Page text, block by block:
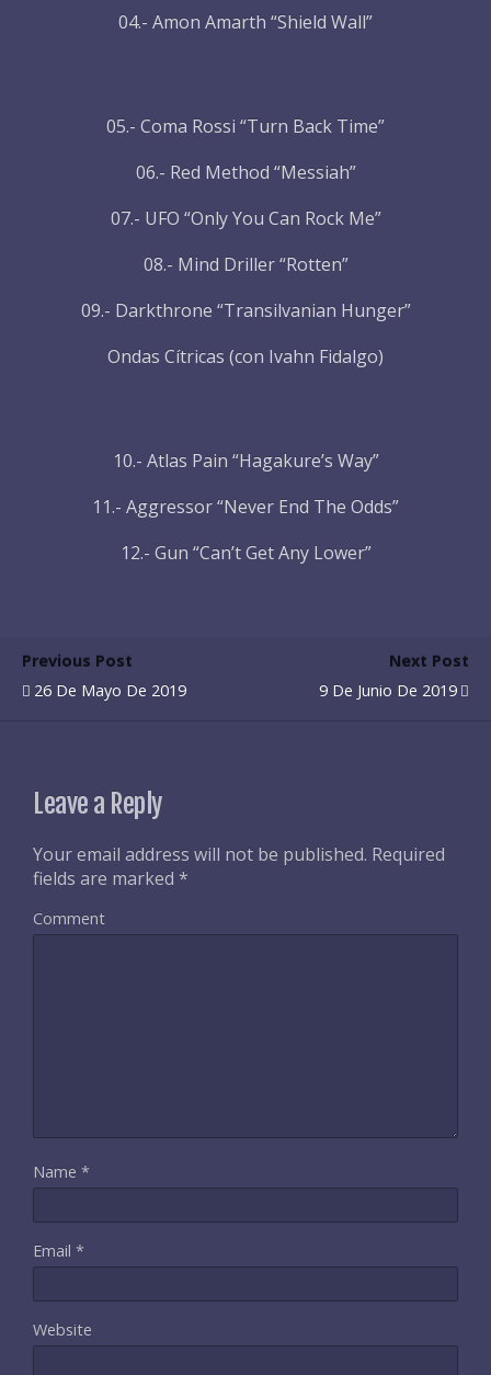
04.- Amon Amarth “Shield Wall”
05.- Coma Rossi “Turn Back Time”
06.- Red Method “Messiah”
07.- UFO “Only You Can Rock Me”
08.- Mind Driller “Rotten”
09.- Darkthrone “Transilvanian Hunger”
Ondas Cítricas (con Ivahn Fidalgo)
10.- Atlas Pain “Hagakure’s Way”
11.- Aggressor “Never End The Odds”
12.- Gun “Can’t Get Any Lower”
Previous Post
26 De Mayo De 2019
Next Post
9 De Junio De 2019
Leave a Reply
Your email address will not be published. Required
fields are marked *
Comment
Name *
Email *
Website